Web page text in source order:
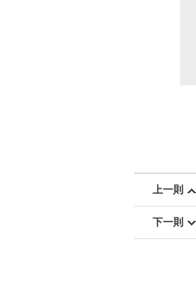
上一則
下一則